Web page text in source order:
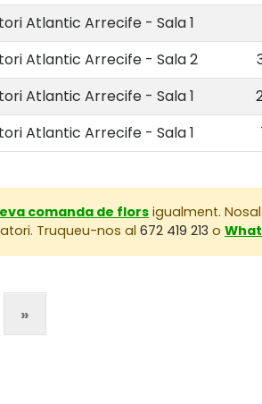
Atlantic Arrecife - Sala 1
Atlantic Arrecife - Sala 2
Atlantic Arrecife - Sala 1
Atlantic Arrecife - Sala 1
comanda de florsigualment.
Truqueu-nos al 672 419 213 o
»